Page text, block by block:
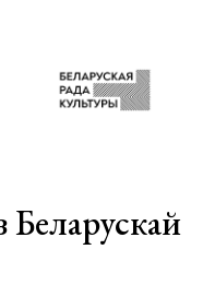
Беларускай